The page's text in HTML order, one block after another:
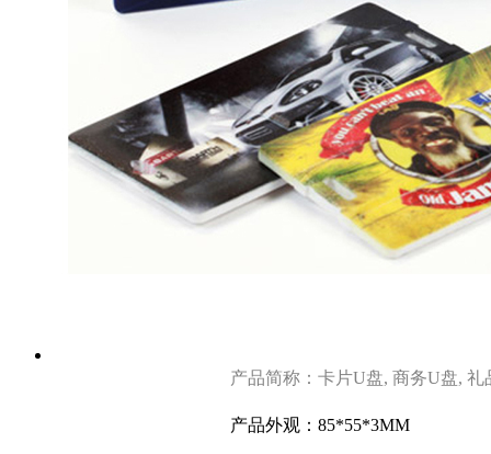
产品简称：卡片U盘, 商务U盘, 礼
产品外观：85*55*3MM